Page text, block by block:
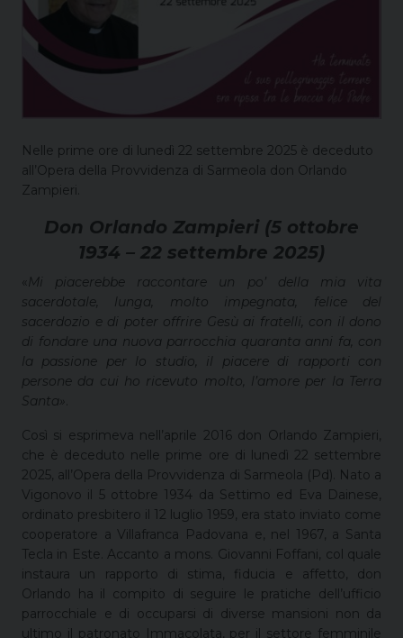
Nelle prime ore di lunedì 22 settembre 2025 è deceduto
all’Opera della Provvidenza di Sarmeola don Orlando
Zampieri.
Don Orlando Zampieri (5 ottobre
1934 – 22 settembre 2025)
Mi piacerebbe raccontare un po’ della mia vita
sacerdotale, lunga, molto impegnata, felice del
sacerdozio e di poter offrire Gesù ai fratelli, con il dono
di fondare una nuova parrocchia quaranta anni fa, con
la passione per lo studio, il piacere di rapporti con
persone da cui ho ricevuto molto, l’amore per la Terra
Santa»
Così si esprimeva nell’aprile 2016 don Orlando Zampieri,
che è deceduto nelle prime ore di lunedì 22 settembre
2025, all’Opera della Provvidenza di Sarmeola (Pd). Nato a
Vigonovo il 5 ottobre 1934 da Settimo ed Eva Dainese,
ordinato presbitero il 12 luglio 1959, era stato inviato come
cooperatore a Villafranca Padovana e, nel 1967, a Santa
Tecla in Este. Accanto a mons. Giovanni Foffani, col quale
instaura un rapporto di stima, fiducia e affetto, don
Orlando ha il compito di seguire le pratiche dell’ufficio
parrocchiale e di occuparsi di diverse mansioni non da
ultimo il patronato Immacolata, per il settore femminile